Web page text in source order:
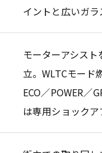
イントと広いガ
モーターアシス
立。WLTCモード
ECO／POWER／
は専用ショック